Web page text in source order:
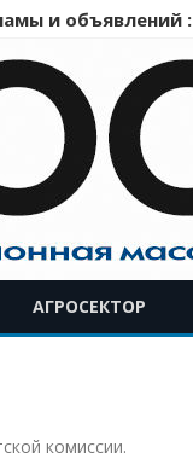
и объявлений :
АГРОСЕКТОР
комиссии.